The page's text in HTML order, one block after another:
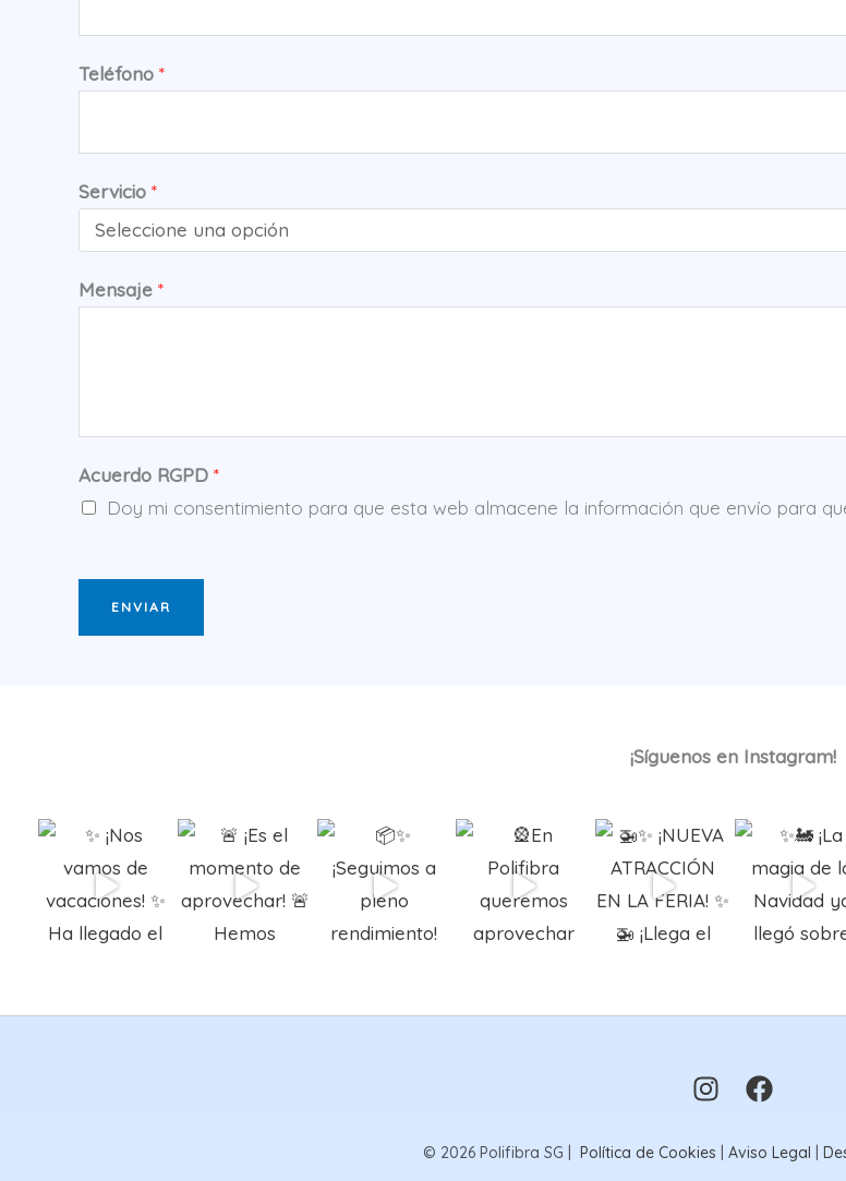
Teléfono *
Servicio *
Mensaje *
Acuerdo RGPD *
Doy mi consentimiento para que esta web almacene la información que envío para
ENVIAR
¡Síguenos en Instagram!
© 2026 Polifibra SG |Política de Cookies |Aviso Legal |